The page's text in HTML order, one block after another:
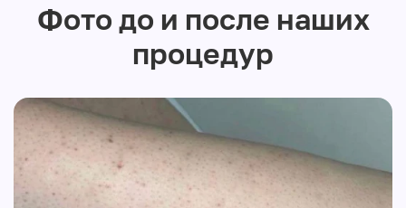
Фото до и после наших
процедур